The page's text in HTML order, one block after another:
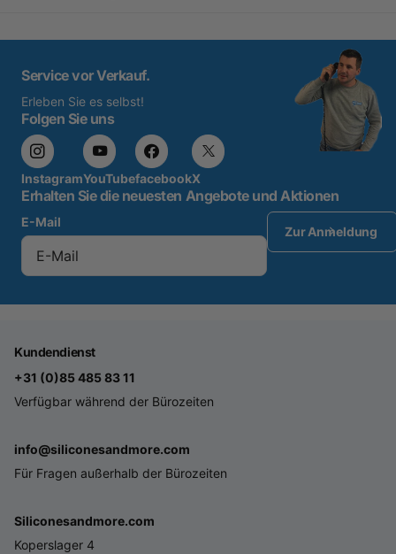
Service vor Verkauf.
Erleben Sie es selbst!
Folgen Sie uns
InstagramYouTubefacebookX
Erhalten Sie die neuesten Angebote und Aktionen
E-Mail
Zur Anmeldung
Kundendienst
+31 (0)85 485 83 11
Verfügbar während der Bürozeiten
info@siliconesandmore.com
Für Fragen außerhalb der Bürozeiten
Siliconesandmore.com
Koperslager 4